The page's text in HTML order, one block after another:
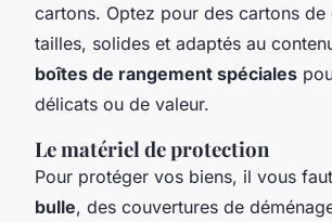
cartons. Optez pour des cartons de
tailles, solides et adaptés au
boîtes de rangement spéciales
délicats ou de valeur.
Le matériel de protection
Pour protéger vos biens, il vous
bulle, des couvertures de